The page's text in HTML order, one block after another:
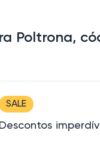
Poltrona,
SALE
Descontos